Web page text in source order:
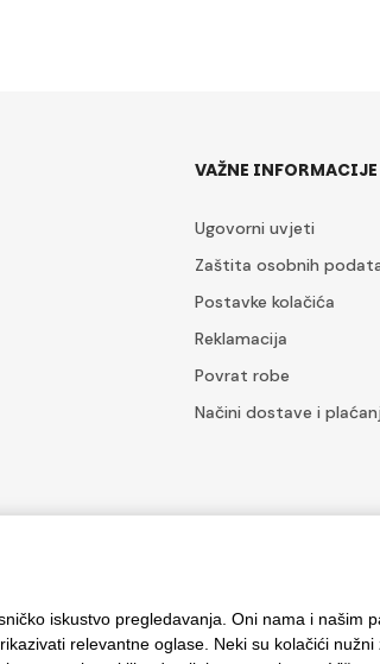
VAŽNE INFORMACIJE
Ugovorni uvjeti
Zaštita osobnih
Postavke kolačića
Reklamacija
Povrat robe
Načini dostave i